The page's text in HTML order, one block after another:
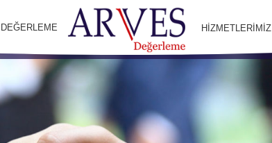
DEĞERLEME HİZMETLERİMİZ